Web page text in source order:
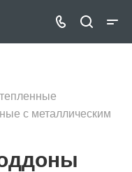
с металлическим